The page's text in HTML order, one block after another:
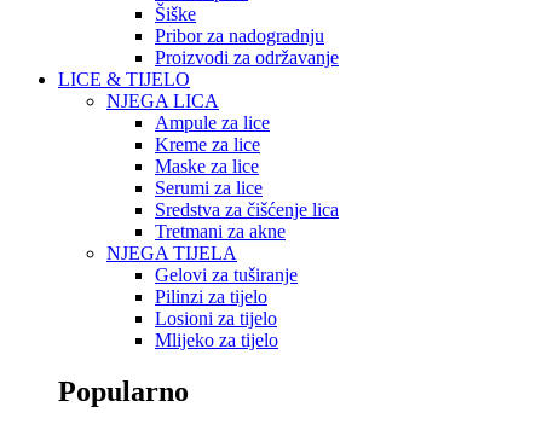
Šiške
Pribor za nadogradnju
Proizvodi za održavanje
LICE & TIJELO
NJEGA LICA
Ampule za lice
Kreme za lice
Maske za lice
Serumi za lice
Sredstva za čišćenje lica
Tretmani za akne
NJEGA TIJELA
Gelovi za tuširanje
Pilinzi za tijelo
Losioni za tijelo
Mlijeko za tijelo
Popularno